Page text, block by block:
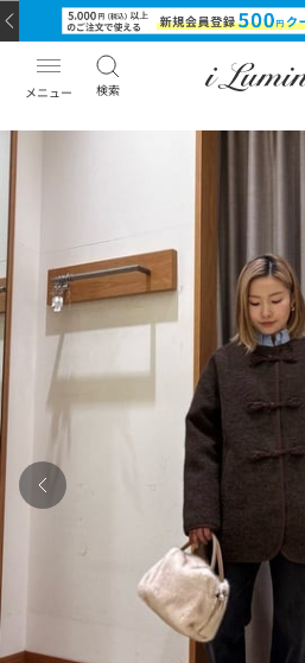
メニュー 検索